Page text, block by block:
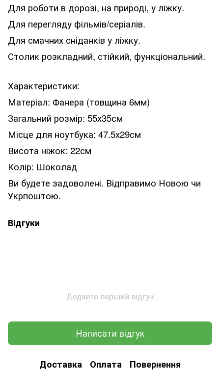
Для роботи в дорозі, на природі, у ліжку.
Для перегляду фільмів/серіалів.
Для смачних сніданків у ліжку.
Столик розкладний, стійкий, функціональний.
Характеристики:
Матеріал: Фанера (товщина 6мм)
Загальний розмір: 55х35см
Місце для ноутбука: 47.5х29см
Висота ніжок: 22см
Колір: Шоколад
Ви будете задоволені. Відправимо Новою чи
Укрпоштою.
Відгуки
Додайте перший відгук
Написати відгук
Доставка Оплата Повернення